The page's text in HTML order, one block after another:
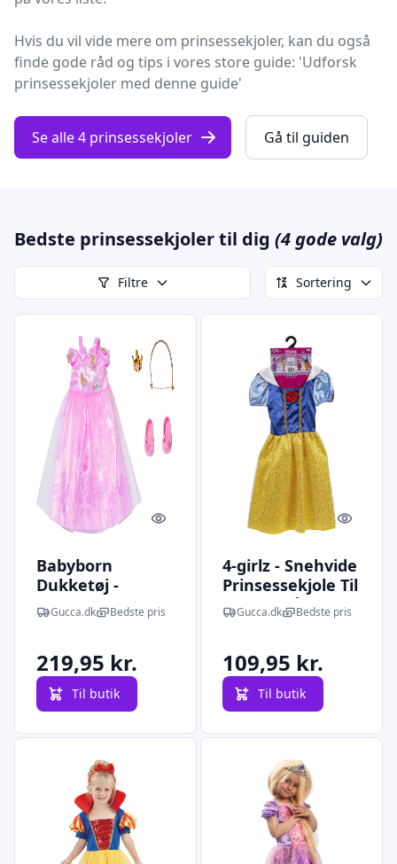
Hvis du vil vide mere om prinsessekjoler, kan du også
finde gode råd og tips i vores store guide: 'Udforsk
prinsessekjoler med denne guide'
Se alle 4 prinsessekjoler Gå til guiden
Bedste prinsessekjoler til dig (4 gode valg)
Filtre Sortering
Quick look
Babyborn
Dukketøj -
Prinsessekjole -
Deluxe - 43 Cm
Gucca.dk Bedste pris
219,95 kr.
Til butik
Quick
4-girlz - Snehvide
Prinsessekjole Til
Børn 4-7 år - Vn
42489
Gucca.dk Bedste pris
109,95 kr.
Til butik